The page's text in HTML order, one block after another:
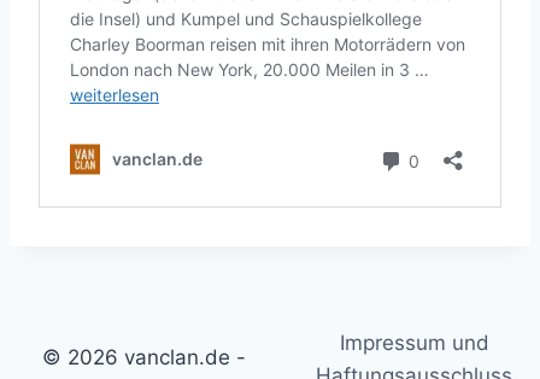
© 2026 vanclan.de -
Impressum und